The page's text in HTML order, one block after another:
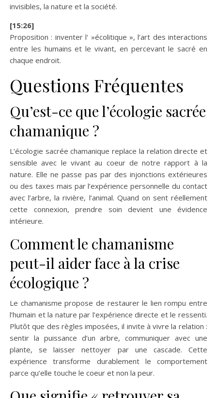
invisibles, la nature et la société.
[15:26]
Proposition : inventer l' »écolitique », l’art des interactions
entre les humains et le vivant, en percevant le sacré en
chaque endroit.
Questions Fréquentes
Qu’est-ce que l’écologie sacrée
chamanique ?
L’écologie sacrée chamanique replace la relation directe et
sensible avec le vivant au coeur de notre rapport à la
nature. Elle ne passe pas par des injonctions extérieures
ou des taxes mais par l’expérience personnelle du contact
avec l’arbre, la rivière, l’animal. Quand on sent réellement
cette connexion, prendre soin devient une évidence
intérieure.
Comment le chamanisme
peut-il aider face à la crise
écologique ?
Le chamanisme propose de restaurer le lien rompu entre
l’humain et la nature par l’expérience directe et le ressenti.
Plutôt que des règles imposées, il invite à vivre la relation :
sentir la puissance d’un arbre, communiquer avec une
plante, se laisser nettoyer par une cascade. Cette
expérience transforme durablement le comportement
parce qu’elle touche le coeur et non la peur.